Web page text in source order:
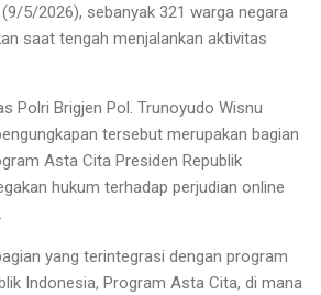
5/2026), sebanyak 321 warga negara
saat tengah menjalankan aktivitas
Polri Brigjen Pol. Trunoyudo Wisnu
tersebut merupakan bagian
Asta Cita Presiden Republik
hukum terhadap perjudian online
yang terintegrasi dengan program
Indonesia, Program Asta Cita, di mana